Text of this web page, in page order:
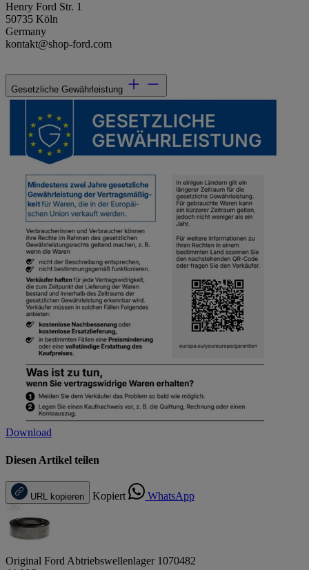
Henry Ford Str. 1
50735 Köln
Germany
kontakt@shop-ford.com
Gesetzliche Gewährleistung
Download
Diesen Artikel teilen
URL kopieren Kopiert WhatsApp
Original Ford Abtriebswellenlager 1070482